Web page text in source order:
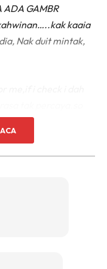
ADA GAMBR
kaaia
Nak duit mintak,